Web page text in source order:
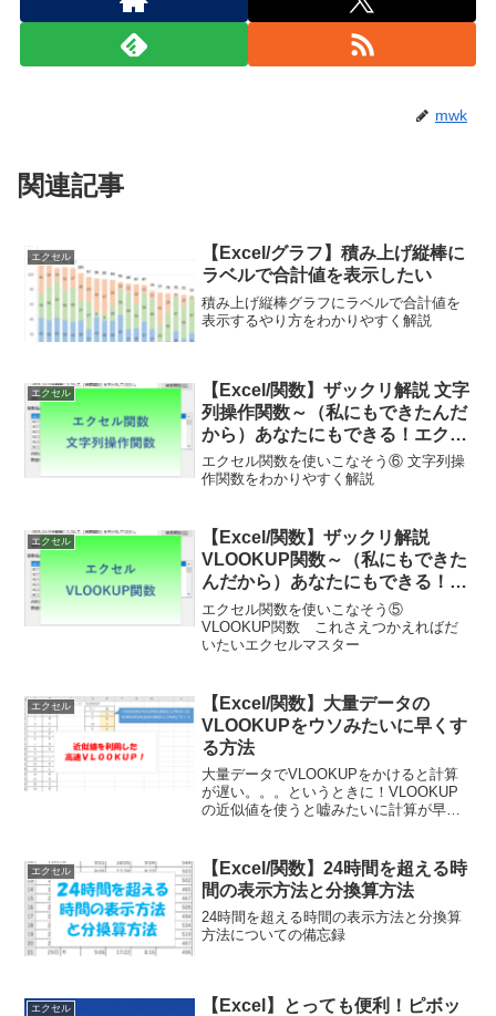
mwk
関連記事
エクセル
【Excel/グラフ】積み上げ縦棒に
ラベルで合計値を表示したい
積み上げ縦棒グラフにラベルで合計値を
表示するやり方をわかりやすく解説
エクセル
【Excel/関数】ザックリ解説 文字
列操作関数～（私にもできたんだ
から）あなたにもできる！エクセ
ル関数を使いこなそう⑥ ～
エクセル関数を使いこなそう⑥ 文字列操
作関数をわかりやすく解説
エクセル
【Excel/関数】ザックリ解説
VLOOKUP関数～（私にもできた
んだから）あなたにもできる！エ
クセル関数を使いこなそう⑤ ～
エクセル関数を使いこなそう⑤
VLOOKUP関数 これさえつかえればだ
いたいエクセルマスター
エクセル
【Excel/関数】大量データの
VLOOKUPをウソみたいに早くす
る方法
大量データでVLOOKUPをかけると計算
が遅い。。。というときに！VLOOKUP
の近似値を使うと嘘みたいに計算が早く
一致と同じ結果を得るやり方を解説しま
す。
エクセル
【Excel/関数】24時間を超える時
間の表示方法と分換算方法
24時間を超える時間の表示方法と分換算
方法についての備忘録
エクセル
【Excel】とっても便利！ピボッ